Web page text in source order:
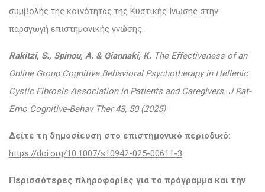
συμβολής της κοινότητας της Κυστικής Ίνωσης στην
παραγωγή επιστημονικής γνώσης.
Rakitzi, S., Spinou, A. & Giannaki, K. The Effectiveness of an
Online Group Cognitive Behavioral Psychotherapy in Hellenic
Cystic Fibrosis Association in Patients and Caregivers. J Rat-
Emo Cognitive-Behav Ther 43, 50 (2025)
Δείτε τη δημοσίευση στο επιστημονικό περιοδικό:
https://doi.org/10.1007/s10942-025-00611-3
Περισσότερες πληροφορίες για το πρόγραμμα και την